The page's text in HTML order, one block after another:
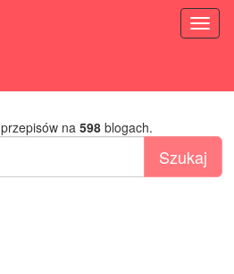
przepisów na 598blogach.